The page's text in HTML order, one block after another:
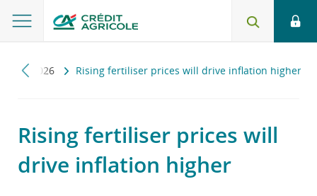
2026 Rising fertiliser prices will drive inflation higher
Rising fertiliser prices will
drive inflation higher